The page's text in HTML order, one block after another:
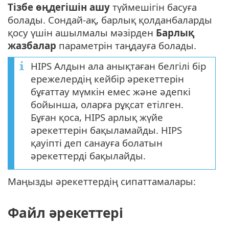
Тізбе өңдегішін ашу түймешігін басуға
болады. Сондай-ақ, барлық қолданбаларды
қосу үшін ашылмалы мәзірден Барлық
жазбалар параметрін таңдауға болады.
HIPS Алдын ала анықтаған белгілі бір
ережелердің кейбір әрекеттерін
бұғаттау мүмкін емес және әдепкі
бойынша, оларға рұқсат етілген.
Бұған қоса, HIPS арлық жүйе
әрекеттерін бақыламайды. HIPS
қауіпті деп санауға болатын
әрекеттерді бақылайды.
Маңызды әрекеттердің сипаттамалары:
Файл әрекеттері